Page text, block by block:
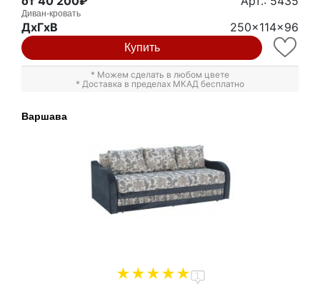
Диван-кровать
ДxГxВ 250x114x96
Купить
* Можем сделать в любом цвете
* Доставка в пределах МКАД бесплатно
Варшава
1